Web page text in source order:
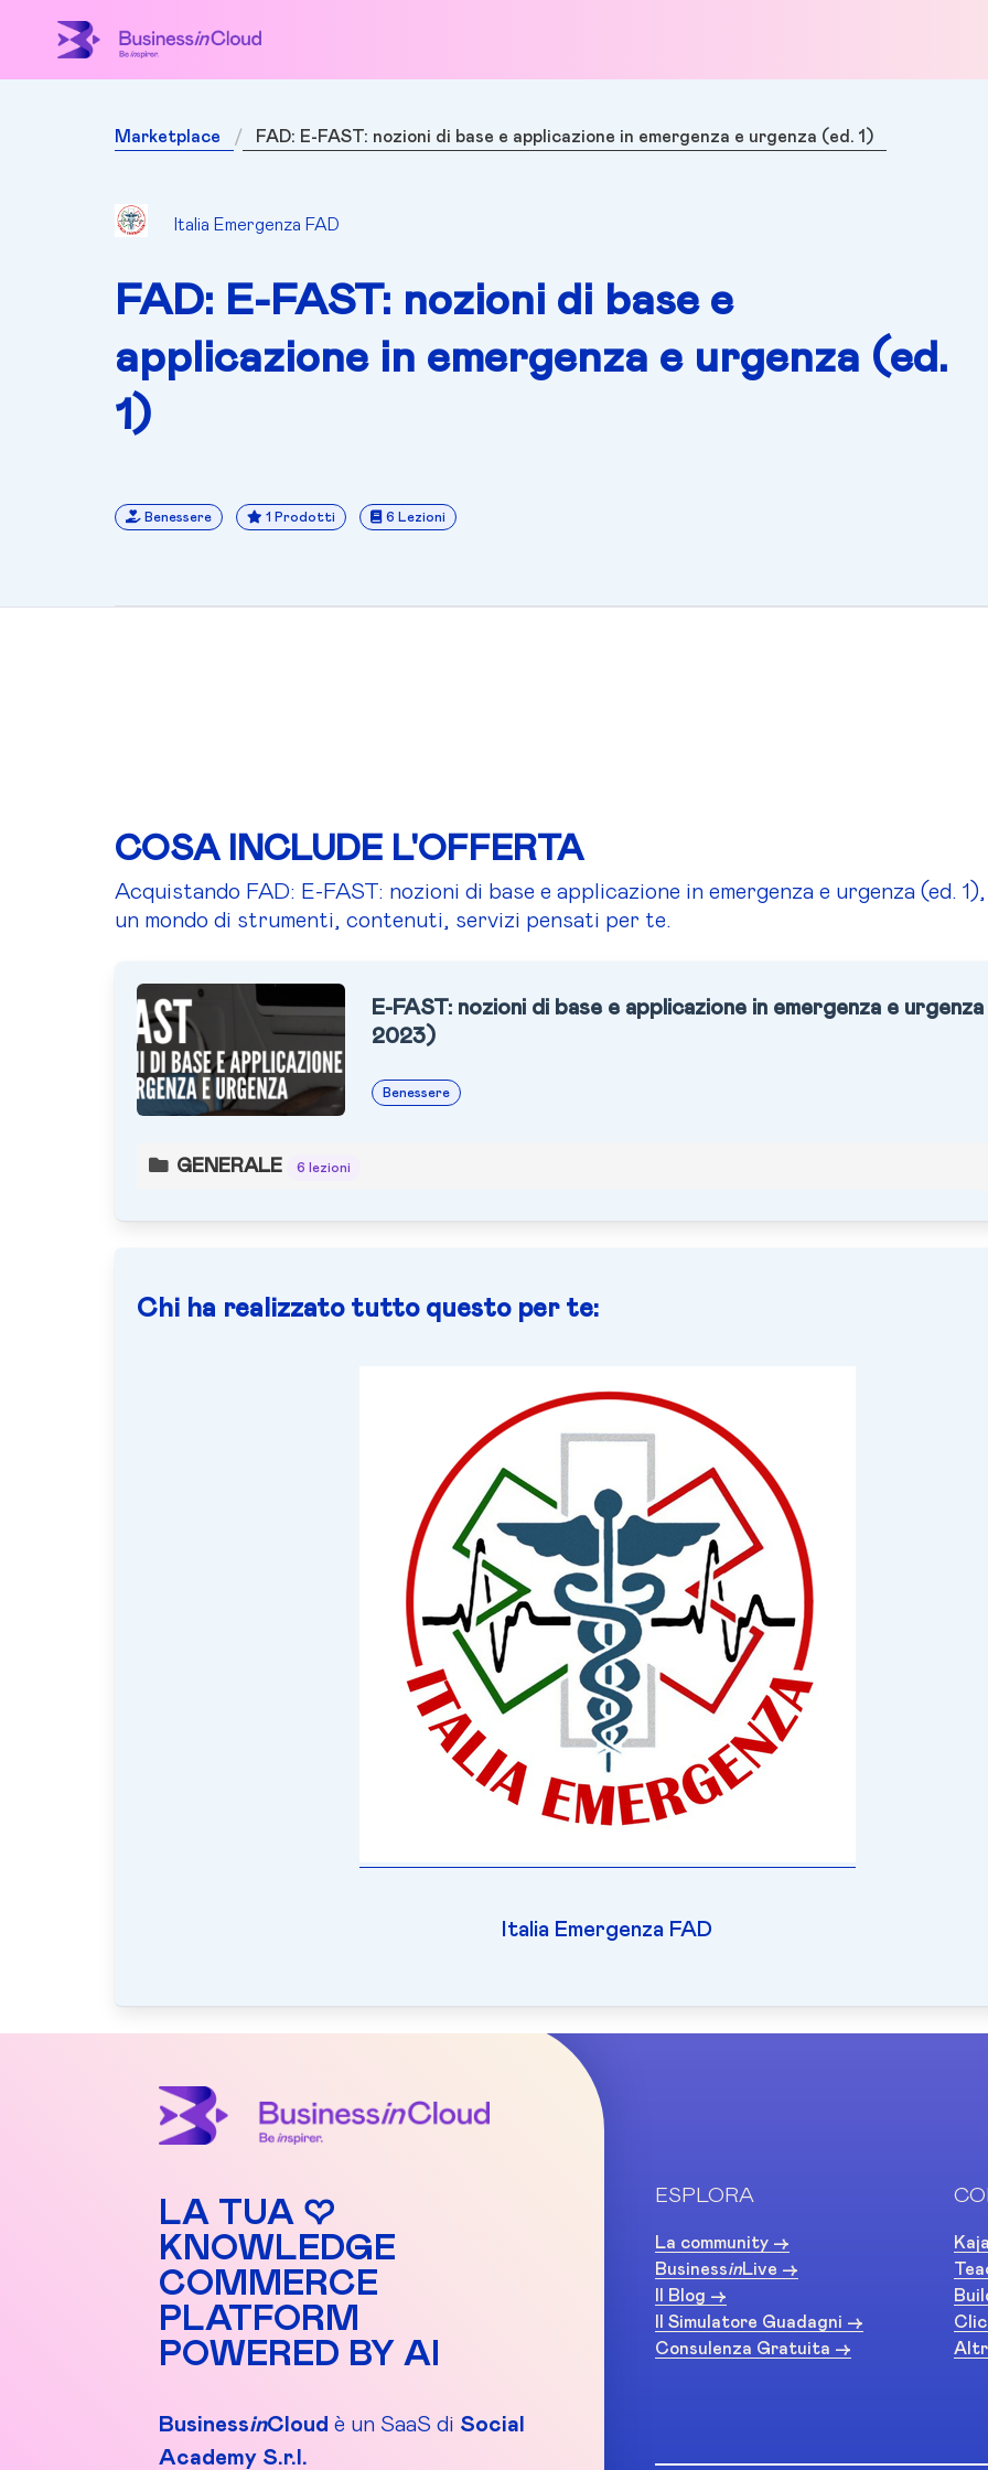
Marketplace FAD: E-FAST: nozioni di base e applicazione in emergenza e urgenza (ed. 1)
Italia Emergenza FAD
FAD: E-FAST: nozioni di base e
applicazione in emergenza e urgenza (ed.
1)
Benessere 1 Prodotti 6 Lezioni
COSA INCLUDE L'OFFERTA
Acquistando FAD: E-FAST: nozioni di base e applicazione in emergenza e urgenza (ed.
un mondo di strumenti, contenuti, servizi pensati per te.
E-FAST: nozioni di base e applicazione in emergenza e
2023)
Benessere
GENERALE 6 lezioni
Chi ha realizzato tutto questo per te:
Italia Emergenza FAD
LA TUA ♡
KNOWLEDGE
COMMERCE
PLATFORM
POWERED BY AI
BusinessinCloud è un SaaS di Social
Academy S.r.l.
ESPLORA
La community ->
BusinessinLive ->
Il Blog ->
Il Simulatore Guadagni ->
Consulenza Gratuita ->